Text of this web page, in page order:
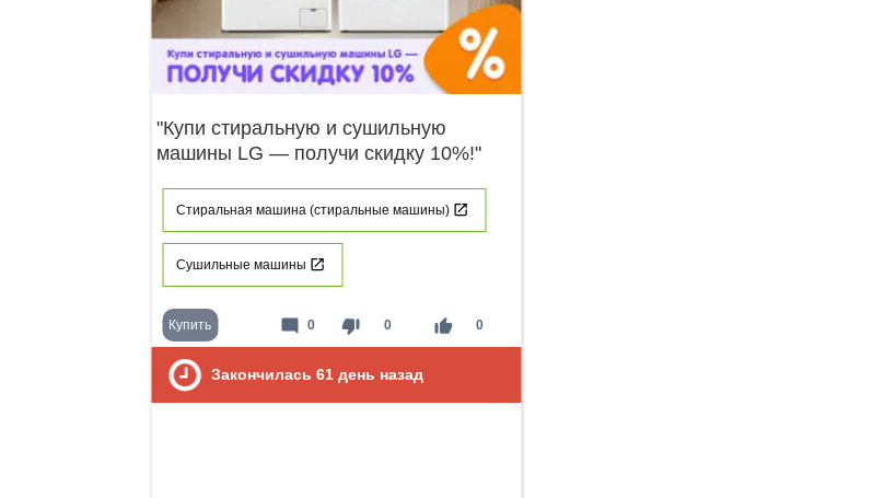
"Купи стиральную и сушильную
машины LG — получи скидку 10%!"
Стиральная машина (стиральные машины)
Сушильные машины
Купить thumb_down 0 thumb_up 0
mode_comment 0
Закончилась 61 день назад